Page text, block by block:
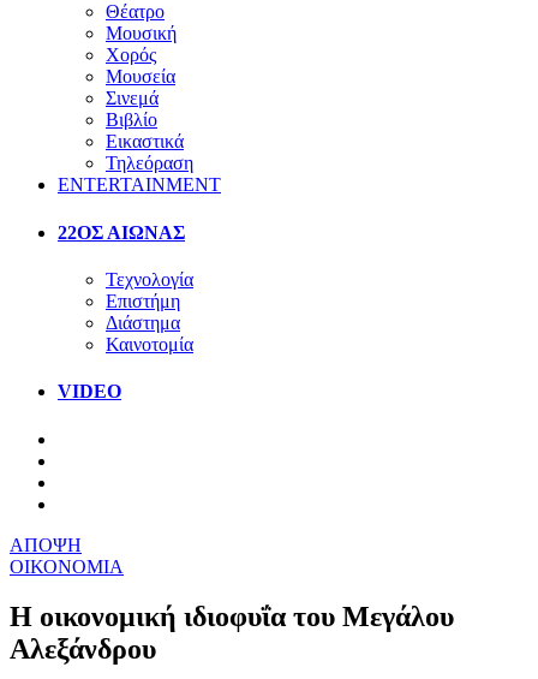
Θέατρο
Μουσική
Χορός
Μουσεία
Σινεμά
Βιβλίο
Εικαστικά
Τηλεόραση
ENTERTAINMENT
22ΟΣ ΑΙΩΝΑΣ
Τεχνολογία
Επιστήμη
Διάστημα
Καινοτομία
VIDEO
ΑΠΟΨΗ
ΟΙΚΟΝΟΜΙΑ
Η οικονομική ιδιοφυΐα του Μεγάλου
Αλεξάνδρου